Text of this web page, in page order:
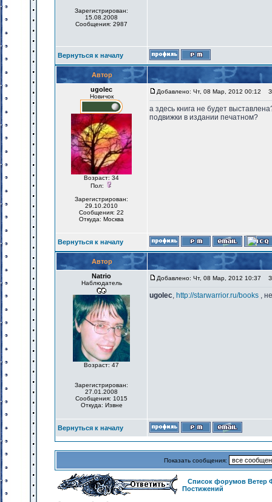
Зарегистрирован:
15.08.2008
Сообщения: 2987
Вернуться к началу
Автор
ugolec
Новичок
Возраст: 34
Пол:
Зарегистрирован:
29.10.2010
Сообщения: 22
Откуда: Москва
Добавлено: Чт, 08 Мар, 2012 00:12
а здесь книга не будет
подвижки в издании печатном?
Вернуться к началу
Автор
Natrio
Наблюдатель
Возраст: 47
Зарегистрирован:
27.01.2008
Сообщения: 1015
Откуда: Извне
Добавлено: Чт, 08 Мар, 2012 10:37
ugolec, http://starwarrior.ru/books ,
Вернуться к началу
Показать сообщения:
Список форумов Ветер
Постижений